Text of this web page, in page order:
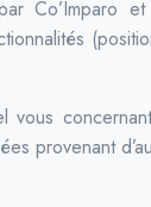
Co’Imparo
provenant